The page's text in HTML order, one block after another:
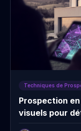
Techniques de
Prospection
visuels pour